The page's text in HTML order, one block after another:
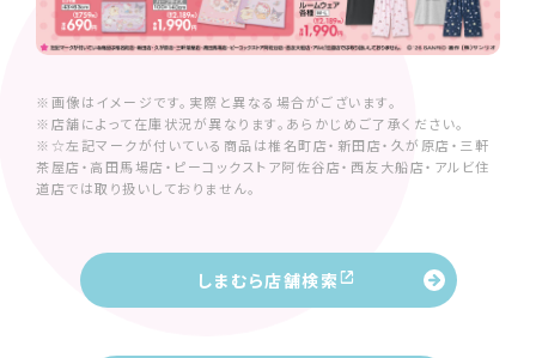
※画像はイメージです。実際と異なる場合がございます。
※店舗によって在庫状況が異なります。あらかじめご了承ください。
※☆左記マークが付いている商品は椎名町店・新田店・久が原店・三軒
茶屋店・高田馬場店・ピーコックストア阿佐谷店・西友大船店・アルビ住
道店では取り扱いしておりません。
しまむら店舗検索